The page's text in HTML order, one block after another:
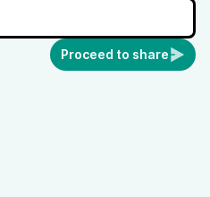
Proceed to share